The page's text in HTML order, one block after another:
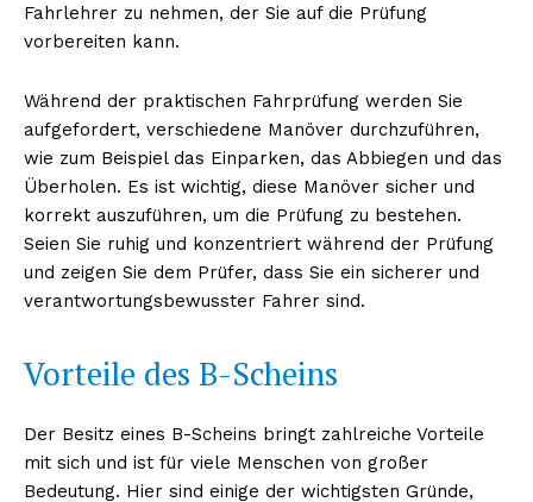
Erhalte unseren
kostenlosen Newsletter
Fahrlehrer zu nehmen, der Sie auf die Prüfung
vorbereiten kann.
Während der praktischen Fahrprüfung werden Sie
aufgefordert, verschiedene Manöver durchzuführen,
wie zum Beispiel das Einparken, das Abbiegen und das
Überholen. Es ist wichtig, diese Manöver sicher und
korrekt auszuführen, um die Prüfung zu bestehen.
Seien Sie ruhig und konzentriert während der Prüfung
und zeigen Sie dem Prüfer, dass Sie ein sicherer und
verantwortungsbewusster Fahrer sind.
Vorteile des B-Scheins
Der Besitz eines B-Scheins bringt zahlreiche Vorteile
mit sich und ist für viele Menschen von großer
Bedeutung. Hier sind einige der wichtigsten Gründe,